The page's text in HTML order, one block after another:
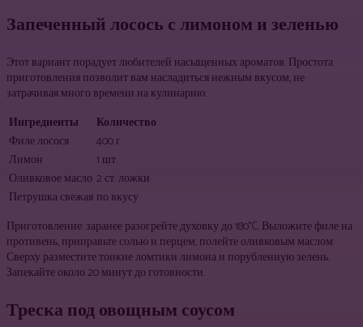
Запеченный лосось с лимоном и зеленью
Этот вариант порадует любителей насыщенных ароматов. Простота
приготовления позволит вам насладиться нежным вкусом, не
затрачивая много времени на кулинарию.
Ингредиенты
Количество
Филе лосося
400 г
Лимон
1 шт.
Оливковое масло 2 ст. ложки
Петрушка свежая по вкусу
Приготовление: заранее разогрейте духовку до 180°C. Выложите филе на
противень, приправьте солью и перцем, полейте оливковым маслом.
Сверху разместите тонкие ломтики лимона и порубленную зелень.
Запекайте около 20 минут до готовности.
Треска под овощным соусом